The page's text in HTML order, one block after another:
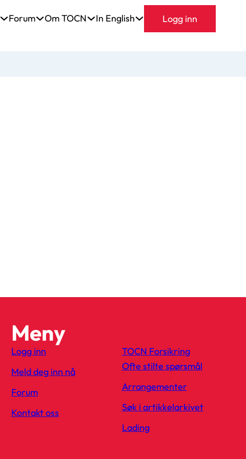
Forum Om TOCN In English Logg inn
Meny
Logg inn
Meld deg inn nå
Forum
Kontakt oss
TOCN Forsikring
Ofte stilte spørsmål
Arrangementer
Søk i artikkelarkivet
Lading